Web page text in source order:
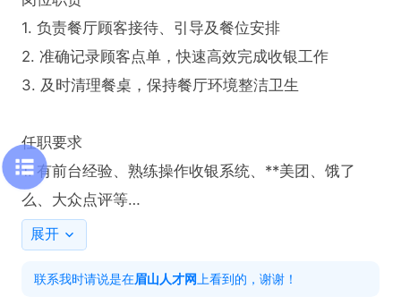
1. 负责餐厅顾客接待、引导及餐位安排
2. 准确记录顾客点单，快速高效完成收银工作
3. 及时清理餐桌，保持餐厅环境整洁卫生
任职要求
1. 有前台经验、熟练操作收银系统、**美团、饿了
么、大众点评等
2. 具备良好沟通能力，能热情接待顾客
展开
联系我时请说是在眉山人才网 上看到的，谢谢！